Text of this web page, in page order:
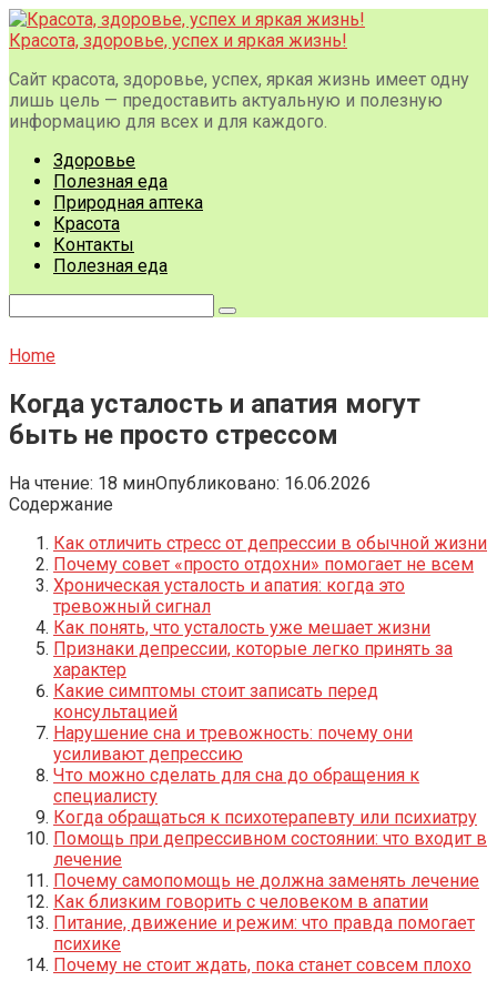
Перейти
к
Красота, здоровье, успех и яркая жизнь!
Сайт красота, здоровье, успех, яркая жизнь имеет одну
лишь цель — предоставить актуальную и полезную
информацию для всех и для каждого.
Здоровье
Полезная еда
Природная аптека
Красота
Контакты
Полезная еда
Home
Когда усталость и апатия могут
быть не просто стрессом
На чтение: 18 минОпубликовано: 16.06.2026
Содержание
Как отличить стресс от депрессии в обычной жизни
Почему совет «просто отдохни» помогает не всем
Хроническая усталость и апатия: когда это
тревожный сигнал
Как понять, что усталость уже мешает жизни
Признаки депрессии, которые легко принять за
характер
Какие симптомы стоит записать перед
консультацией
Нарушение сна и тревожность: почему они
усиливают депрессию
Что можно сделать для сна до обращения к
специалисту
Когда обращаться к психотерапевту или психиатру
Помощь при депрессивном состоянии: что входит в
лечение
Почему самопомощь не должна заменять лечение
Как близким говорить с человеком в апатии
Питание, движение и режим: что правда помогает
психике
Почему не стоит ждать, пока станет совсем плохо